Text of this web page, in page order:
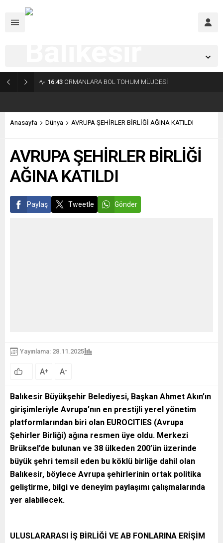
16:43 ORMANLARA BOL TOHUM MÜJDESİ
Anasayfa Dünya AVRUPA ŞEHİRLER BİRLİĞİ AĞINA KATILDI
AVRUPA ŞEHİRLER BİRLİĞİ
AĞINA KATILDI
Paylaş Tweetle Gönder
Yayınlama: 28.11.2025
A+ A-
Balıkesir Büyükşehir Belediyesi, Başkan Ahmet Akın’ın
girişimleriyle Avrupa’nın en prestijli yerel yönetim
platformlarından biri olan EUROCITIES (Avrupa
Şehirler Birliği) ağına resmen üye oldu. Merkezi
Brüksel’de bulunan ve 38 ülkeden 200’ün üzerinde
büyük şehri temsil eden bu köklü birliğe dahil olan
Balıkesir, böylece Avrupa şehirlerinin ortak politika
geliştirme, bilgi ve deneyim paylaşımı çalışmalarında
yer alabilecek.
ULUSLARARASI İŞ BİRLİĞİ VE AB FONLARINA ERİŞİM